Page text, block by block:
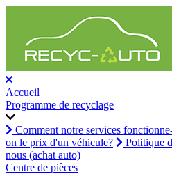
Accueil
Programme de recyclage
Comment notre services
on le prix d'un véhicule?
Politique
nous (achat auto)
Centre de pièces